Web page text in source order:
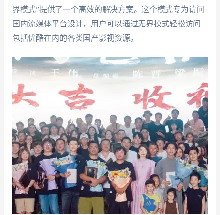
界模式”提供了一个高效的解决方案。这个模式专为访问
国内流媒体平台设计，用户可以通过无界模式轻松访问
包括优酷在内的各类国产影视资源。